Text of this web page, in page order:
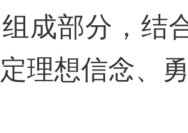
成部分，结
理想信念、